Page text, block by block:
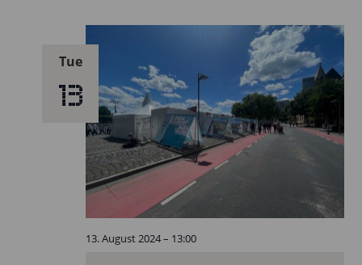
Tue
13
13. August 2024 – 13:00